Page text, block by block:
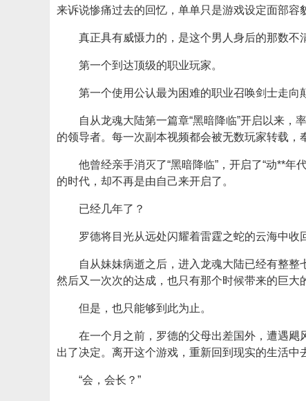
来诉说惨痛过去的回忆，单单只是游戏设定面部容
真正具有威慑力的，是这个男人身后的那数不
第一个到达顶级的职业玩家。
第一个使用公认最为困难的职业召唤剑士走向
自从龙魂大陆第一篇章“黑暗降临”开启以来
的领导者。每一次副本视频都会被无数玩家转载
他曾经亲手消灭了“黑暗降临”，开启了“动**年
的时代，却不再是由自己来开启了。
已经几年了？
罗德将目光从远处闪耀着雷霆之蛇的云海中收
自从妹妹病逝之后，进入龙魂大陆已经有整
然后又一次次的达成，也只有那个时候带来的巨大
但是，也只能够到此为止。
在一个月之前，罗德的父母出差国外，遭遇
出了决定。离开这个游戏，重新回到现实的生活中
“会，会长？”